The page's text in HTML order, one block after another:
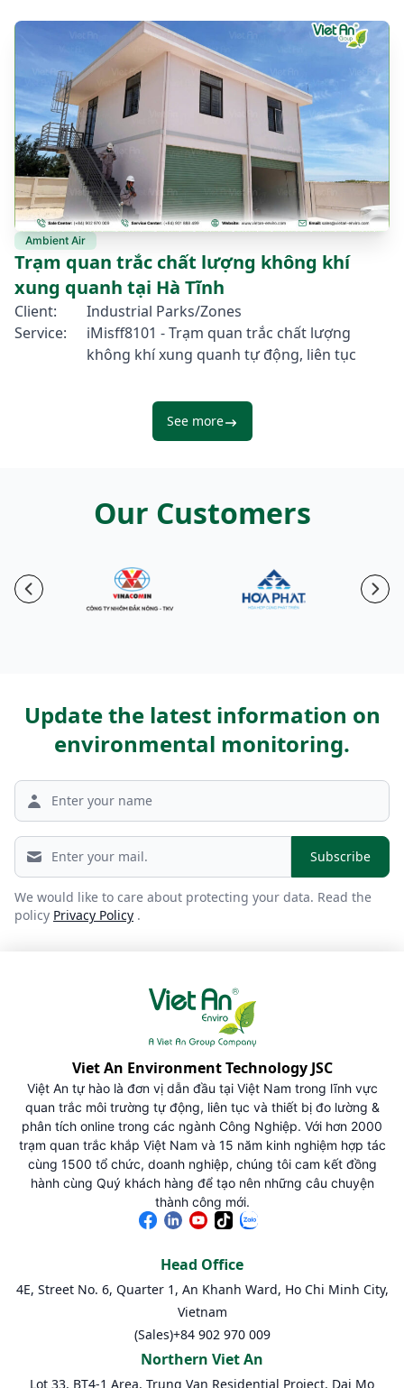
Ambient Air
Trạm quan trắc chất lượng không khí
xung quanh tại Hà Tĩnh
Client:
Industrial Parks/Zones
Service:
iMisff8101 - Trạm quan trắc chất lượng
không khí xung quanh tự động, liên tục
See more
Our Customers
Previous
Update the latest information on
environmental monitoring.
We would like to care about protecting your data. Read the
policy Privacy Policy .
Viet An Environment Technology JSC
Việt An tự hào là đơn vị dẫn đầu tại Việt Nam trong lĩnh vực
quan trắc môi trường tự động, liên tục và thiết bị đo lường &
phân tích online trong các ngành Công Nghiệp. Với hơn 2000
trạm quan trắc khắp Việt Nam và 15 năm kinh nghiệm hợp tác
cùng 1500 tổ chức, doanh nghiệp, chúng tôi cam kết đồng
hành cùng Quý khách hàng để tạo nên những câu chuyện
thành công mới.
Head Office
4E, Street No. 6, Quarter 1, An Khanh Ward, Ho Chi Minh City,
Vietnam
(Sales)+84 902 970 009
Northern Viet An
Lot 33, BT4-1 Area, Trung Van Residential Project, Dai Mo